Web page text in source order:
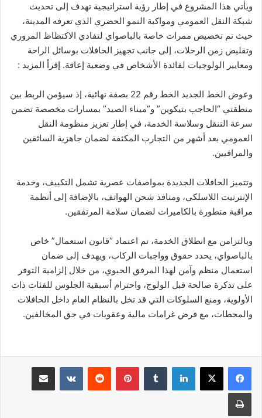
ويأتي هذا المشروع في إطار رؤية استراتيجية تهدف إلى تحديث
شبكة النقل العمومي ومواكبة النمو الحضري الذي تعرفه المدينة،
حيث تم تخصيص ممرات خاصة بالباصواي لتفادي الاكتظاظ المروري
وتقليص زمن الرحلات، إلى جانب تجهيز الحافلات بوسائل الراحة
ومعايير الولوجيات لفائدة الأشخاص في وضعية إعاقة. إقرأ المزيد :
وعوض الخط الجديد الخط رقم 22 بصفة نهائية، إذ سيؤمن الربط بين
منطقتي “الحاجب بتيكوين” و”ميناء الصيد” بمسارات مخصصة تضمن
سرعة التنقل وسلاسة الخدمة، في إطار تعزيز منظومة النقل
العمومي بعد أشهر من التجارب المكثفة لضمان جاهزية السائقين
والمراقبين.
وتتميز الحافلات الجديدة بمواصفات عصرية تشمل التكييف، وخدمة
الإنترنيت اللاسلكي، ومنافذ شحن الهواتف، بالإضافة إلى أنظمة
مراقبة متطورة بالكاميرات لضمان سلامة المرتفقين.
وبالتزامن مع انطلاق الخدمة، تم اعتماد “قانون استعمال” خاص
بالباصواي، يحدد حقوق وواجبات الركاب، ويهدف إلى ضمان
استعمال منظم وآمن لهذا المرفق الحيوي، من خلال إلزامية التوفر
على تذكرة صالحة قبل الولوج، واحترام أسبقية الجلوس للفئات ذات
الأولوية، ومنع السلوكات التي قد تخل بالنظام العام داخل الحافلات
والمحطات، مع فرض غرامات مالية وعقوبات في حق المخالفين.
لينكدإن بينتيريست مشاركة عبر البريد
طباعة